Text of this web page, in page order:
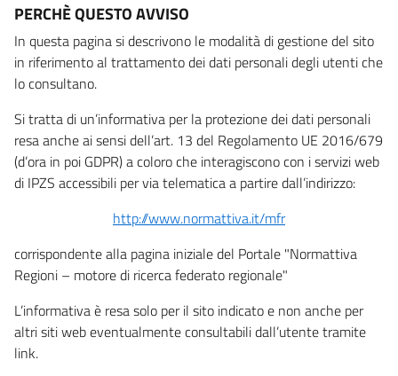
PERCHÈ QUESTO AVVISO
In questa pagina si descrivono le modalità di gestione del sito
in riferimento al trattamento dei dati personali degli utenti che
lo consultano.
Si tratta di un’informativa per la protezione dei dati personali
resa anche ai sensi dell’art. 13 del Regolamento UE 2016/679
(d’ora in poi GDPR) a coloro che interagiscono con i servizi web
di IPZS accessibili per via telematica a partire dall’indirizzo:
http://www.normattiva.it/mfr
corrispondente alla pagina iniziale del Portale "Normattiva
Regioni – motore di ricerca federato regionale"
L’informativa è resa solo per il sito indicato e non anche per
altri siti web eventualmente consultabili dall’utente tramite
link.